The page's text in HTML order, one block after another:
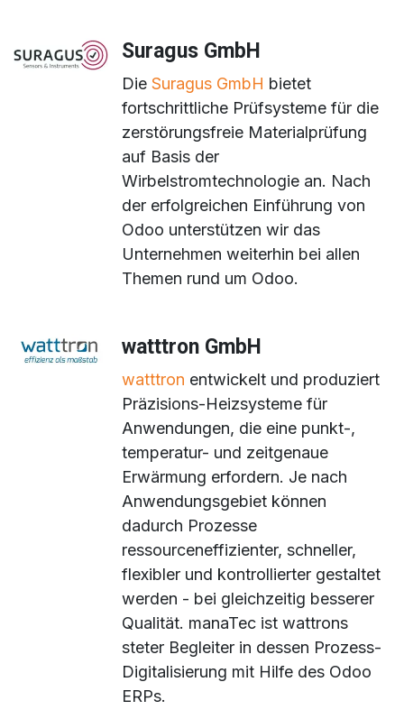
Suragus GmbH
Die Suragus GmbH bietet
fortschrittliche Prüfsysteme für die
zerstörungsfreie Materialprüfung
auf Basis der
Wirbelstromtechnologie an. Nach
der erfolgreichen Einführung von
Odoo unterstützen wir das
Unternehmen weiterhin bei allen
Themen rund um Odoo.
watttron GmbH
watttron entwickelt und produziert
Präzisions-Heizsysteme für
Anwendungen, die eine punkt-,
temperatur- und zeitgenaue
Erwärmung erfordern. Je nach
Anwendungsgebiet können
dadurch Prozesse
ressourceneffizienter, schneller,
flexibler und kontrollierter gestaltet
werden - bei gleichzeitig besserer
Qualität. manaTec ist wattrons
steter Begleiter in dessen Prozess-
Digitalisierung mit Hilfe des Odoo
ERPs.